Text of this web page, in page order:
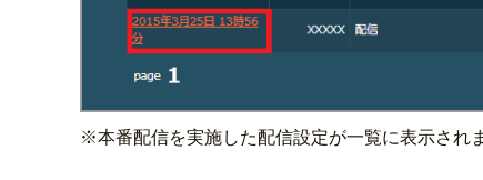
※本番配信を実施した配信設定が一覧に表示されま